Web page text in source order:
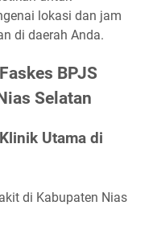
lokasi dan jam
di daerah Anda.
BPJS
Selatan
Utama di
di Kabupaten Nias